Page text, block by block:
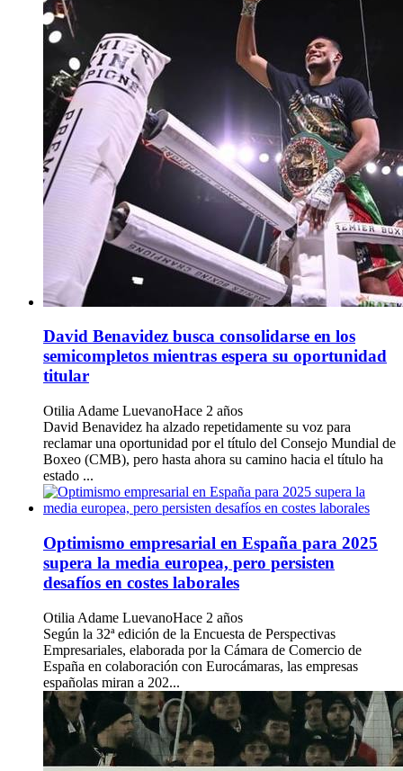
David Benavidez busca consolidarse en los
semicompletos mientras espera su oportunidad
titular
Otilia Adame LuevanoHace 2 años
David Benavidez ha alzado repetidamente su voz para
reclamar una oportunidad por el título del Consejo Mundial de
Boxeo (CMB), pero hasta ahora su camino hacia el título ha
estado ...
Optimismo empresarial en España para 2025
supera la media europea, pero persisten
desafíos en costes laborales
Otilia Adame LuevanoHace 2 años
Según la 32ª edición de la Encuesta de Perspectivas
Empresariales, elaborada por la Cámara de Comercio de
España en colaboración con Eurocámaras, las empresas
españolas miran a 202...